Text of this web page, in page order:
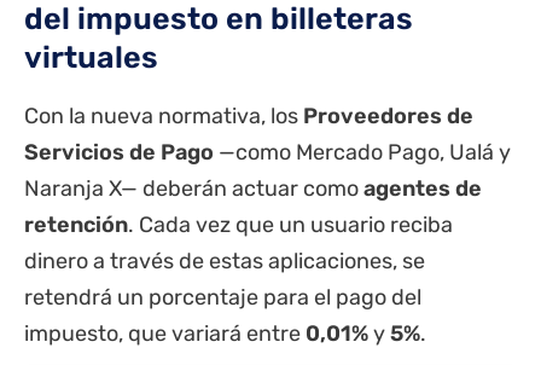
del impuesto en billeteras
virtuales
Con la nueva normativa, los Proveedores de
Servicios de Pago —como Mercado Pago, Ualá y
Naranja X— deberán actuar comoagentes de
retención. Cada vez que un usuario reciba
dinero a través de estas aplicaciones, se
retendrá un porcentaje para el pago del
impuesto, que variará entre 0,01%y5%.